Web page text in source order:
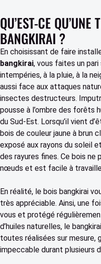
QU’EST-CE QU’UNE
BANGKIRAI ?
En choisissant de faire
bangkirai, vous faites un pari
intempéries, à la pluie, à la
aussi face aux attaques
insectes destructeurs.
pousse à l’ombre des forêts
du Sud-Est. Lorsqu’il vient
bois de couleur jaune à brun
exposé aux rayons du soleil
des rayures fines. Ce bois
nœuds et est facile à
En réalité, le bois bangkirai
très appréciable. Ainsi, une
vous et protégé
d’huiles naturelles, le
toutes réalisées sur mesure,
impeccable durant plusieurs